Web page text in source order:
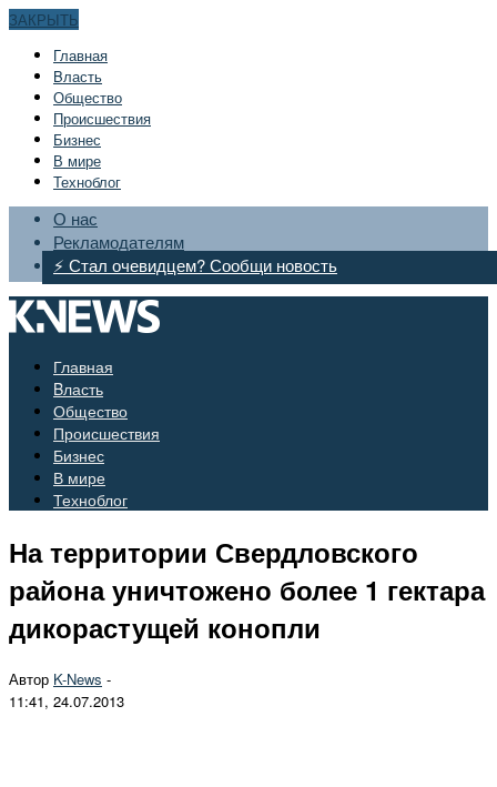
ЗАКРЫТЬ
Главная
Bласть
Общество
Происшествия
Бизнес
В мире
Техноблог
О нас
Рекламодателям
⚡ Стал очевидцем? Сообщи новость
Главная
Bласть
Общество
Происшествия
Бизнес
В мире
Техноблог
На территории Свердловского
района уничтожено более 1 гектара
дикорастущей конопли
Автор K-News -
11:41, 24.07.2013